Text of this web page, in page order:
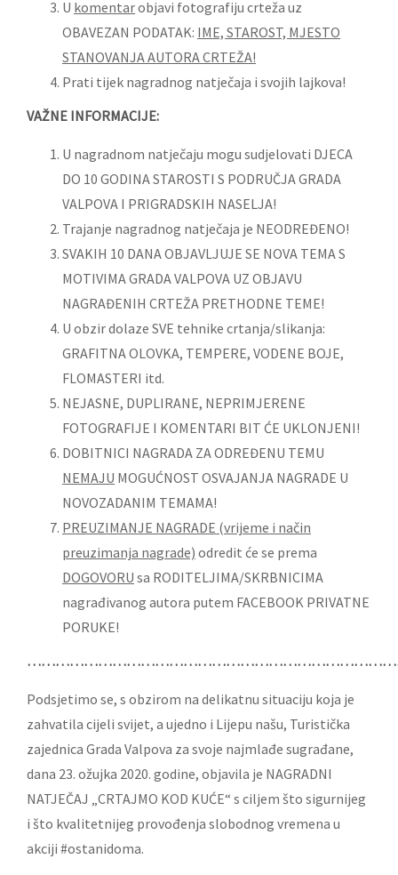
U komentarobjavi fotografiju crteža uz
OBAVEZAN PODATAK: IME, STAROST, MJESTO
STANOVANJA AUTORA CRTEŽA!
Prati tijek nagradnog natječaja i svojih lajkova!
VAŽNE INFORMACIJE:
U nagradnom natječaju mogu sudjelovati DJECA
DO 10 GODINA STAROSTI S PODRUČJA GRADA
VALPOVA I PRIGRADSKIH NASELJA!
Trajanje nagradnog natječaja je NEODREĐENO!
SVAKIH 10 DANA OBJAVLJUJE SE NOVA TEMA S
MOTIVIMA GRADA VALPOVA UZ OBJAVU
NAGRAĐENIH CRTEŽA PRETHODNE TEME!
U obzir dolaze SVE tehnike crtanja/slikanja:
GRAFITNA OLOVKA, TEMPERE, VODENE BOJE,
FLOMASTERI itd.
NEJASNE, DUPLIRANE, NEPRIMJERENE
FOTOGRAFIJE I KOMENTARI BIT ĆE UKLONJENI!
DOBITNICI NAGRADA ZA ODREĐENU TEMU
NEMAJU MOGUĆNOST OSVAJANJA NAGRADE U
NOVOZADANIM TEMAMA!
PREUZIMANJE NAGRADE (vrijeme i način
preuzimanja nagrade) odredit će se prema
DOGOVORU sa RODITELJIMA/SKRBNICIMA
nagrađivanog autora putem FACEBOOK PRIVATNE
PORUKE!
Podsjetimo se, s obzirom na delikatnu situaciju koja je
zahvatila cijeli svijet, a ujedno i Lijepu našu, Turistička
zajednica Grada Valpova za svoje najmlađe sugrađane,
dana 23. ožujka 2020. godine, objavila je NAGRADNI
NATJEČAJ „CRTAJMO KOD KUĆE“ s ciljem što sigurnijeg
i što kvalitetnijeg provođenja slobodnog vremena u
akciji #ostanidoma.